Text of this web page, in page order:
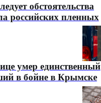
обстоятельства
российских пленных
умер единственный
в бойне в Крымске